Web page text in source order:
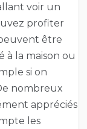
voir un
profiter
être
à la maison ou
si on
nombreux
appréciés
les